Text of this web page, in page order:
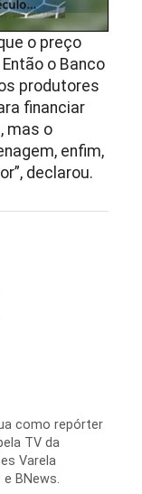
o preço
o Banco
produtores
financiar
mas o
enfim,
declarou.
como repórter
TV da
Varela
BNews.